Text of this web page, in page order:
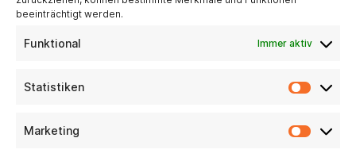
beeinträchtigt werden.
Funktional Immer aktiv
Statistiken
Marketing
70193 Stuttgart
Telefon 0711 31 51 587
Telefax 0711 31 51 585
Info@p-qzrwcy.project.space